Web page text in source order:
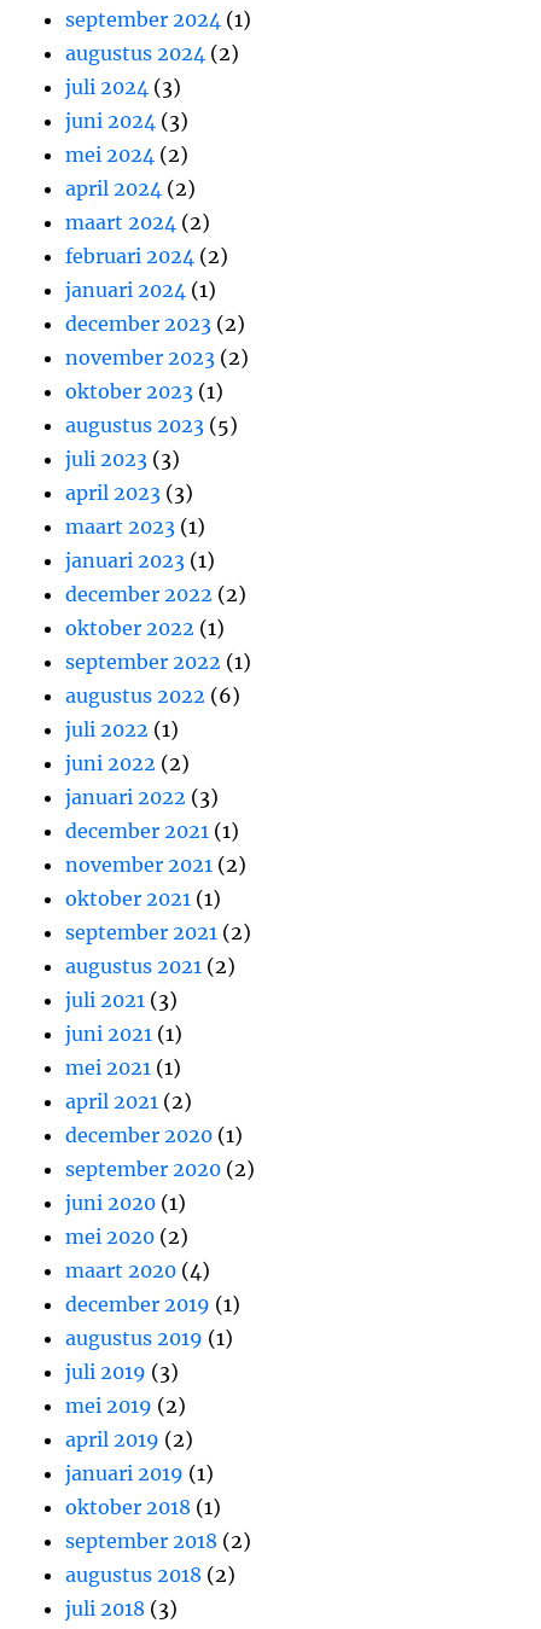
september 2024 (1)
augustus 2024 (2)
juli 2024 (3)
juni 2024 (3)
mei 2024 (2)
april 2024 (2)
maart 2024 (2)
februari 2024 (2)
januari 2024 (1)
december 2023 (2)
november 2023 (2)
oktober 2023 (1)
augustus 2023 (5)
juli 2023 (3)
april 2023 (3)
maart 2023 (1)
januari 2023 (1)
december 2022 (2)
oktober 2022 (1)
september 2022 (1)
augustus 2022 (6)
juli 2022 (1)
juni 2022 (2)
januari 2022 (3)
december 2021 (1)
november 2021 (2)
oktober 2021 (1)
september 2021 (2)
augustus 2021 (2)
juli 2021 (3)
juni 2021 (1)
mei 2021 (1)
april 2021 (2)
december 2020 (1)
september 2020 (2)
juni 2020 (1)
mei 2020 (2)
maart 2020 (4)
december 2019 (1)
augustus 2019 (1)
juli 2019 (3)
mei 2019 (2)
april 2019 (2)
januari 2019 (1)
oktober 2018 (1)
september 2018 (2)
augustus 2018 (2)
juli 2018 (3)